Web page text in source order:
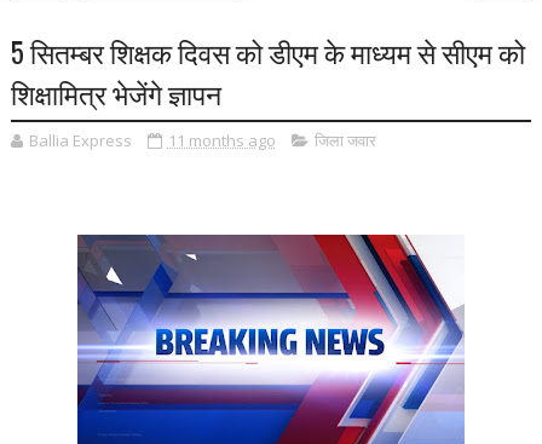
5 सितम्बर शिक्षक दिवस को डीएम के माध्यम से सीएम को
शिक्षामित्र भेजेंगे ज्ञापन
Ballia Express 11 months ago जिला जवार